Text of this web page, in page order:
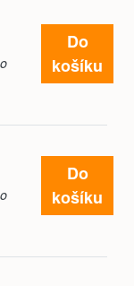
Do
košíku
Do
košíku